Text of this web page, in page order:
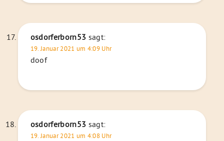
osdorferborn53 sagt:
19. Januar 2021 um 4:09 Uhr
doof
osdorferborn53 sagt:
19. Januar 2021 um 4:08 Uhr